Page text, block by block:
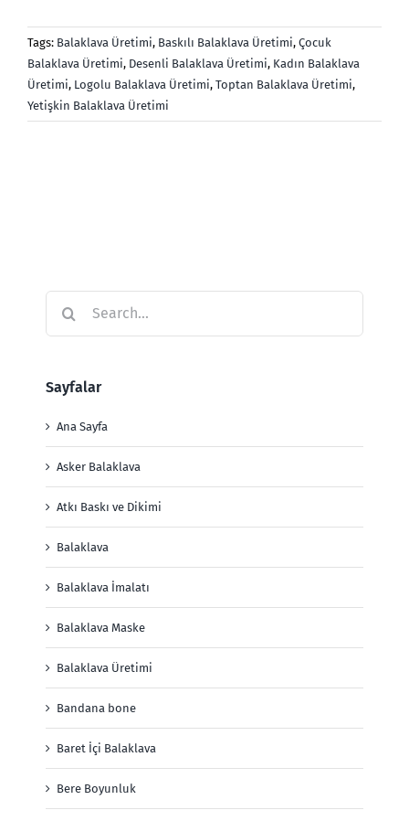
Tags: Balaklava Üretimi, Baskılı Balaklava Üretimi, Çocuk
Balaklava Üretimi, Desenli Balaklava Üretimi, Kadın Balaklava
Üretimi, Logolu Balaklava Üretimi, Toptan Balaklava Üretimi,
Yetişkin Balaklava Üretimi
Sayfalar
Ana Sayfa
Asker Balaklava
Atkı Baskı ve Dikimi
Balaklava
Balaklava İmalatı
Balaklava Maske
Balaklava Üretimi
Bandana bone
Baret İçi Balaklava
Bere Boyunluk